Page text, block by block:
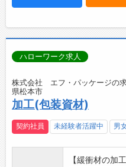
ハローワーク求人
株式会社 エフ・パッケージの
県松本市
加工(包装資材)
契約社員 未経験者活躍中 男
【緩衝材の加